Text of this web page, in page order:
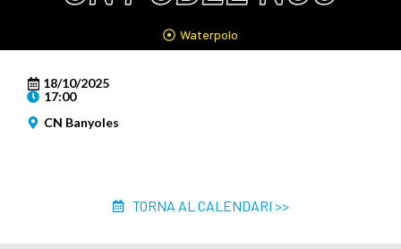
Waterpolo
18/10/2025
17:00
CN Banyoles
TORNA AL CALENDARI >>